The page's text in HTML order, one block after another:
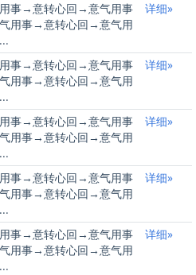
事→意转心回→意气用事
用事→意转心回→意气用
详细»
事→意转心回→意气用事
用事→意转心回→意气用
详细»
事→意转心回→意气用事
用事→意转心回→意气用
详细»
事→意转心回→意气用事
用事→意转心回→意气用
详细»
事→意转心回→意气用事
用事→意转心回→意气用
详细»